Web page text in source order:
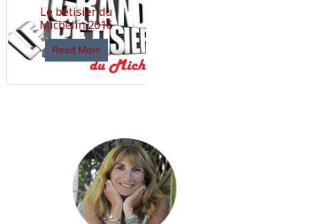
Le bêtisier du
Michelin 2016
Read More